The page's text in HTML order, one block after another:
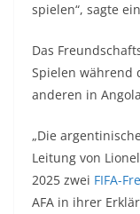
spielen“, sagte
Das
Spielen während
anderen in
„Die
Leitung von
2025 zwei FIFA-
AFA in ihrer